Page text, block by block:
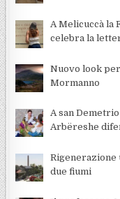
A Melicuccà la
celebra la
Nuovo look per
Mormanno
A san
Arbëreshe
Rigenerazione
due fiumi